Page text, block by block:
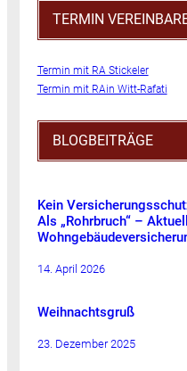
TERMIN
Termin mit RA Stickeler
Termin mit RAin Witt-Rafati
BLOGBEITRÄGE
Kein
Als „Rohrbruch“ –
14. April 2026
Weihnachtsgruß
23. Dezember 2025